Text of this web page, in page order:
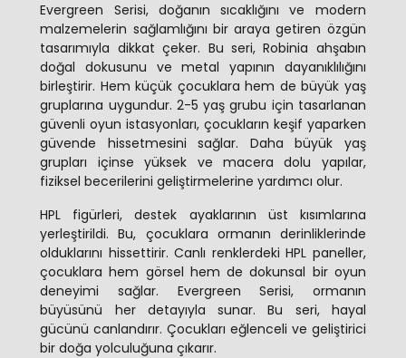
Evergreen Serisi, doğanın sıcaklığını ve modern
malzemelerin sağlamlığını bir araya getiren özgün
tasarımıyla dikkat çeker. Bu seri, Robinia ahşabın
doğal dokusunu ve metal yapının dayanıklılığını
birleştirir. Hem küçük çocuklara hem de büyük yaş
gruplarına uygundur. 2-5 yaş grubu için tasarlanan
güvenli oyun istasyonları, çocukların keşif yaparken
güvende hissetmesini sağlar. Daha büyük yaş
grupları içinse yüksek ve macera dolu yapılar,
fiziksel becerilerini geliştirmelerine yardımcı olur.
HPL figürleri, destek ayaklarının üst kısımlarına
yerleştirildi. Bu, çocuklara ormanın derinliklerinde
olduklarını hissettirir. Canlı renklerdeki HPL paneller,
çocuklara hem görsel hem de dokunsal bir oyun
deneyimi sağlar. Evergreen Serisi, ormanın
büyüsünü her detayıyla sunar. Bu seri, hayal
gücünü canlandırır. Çocukları eğlenceli ve geliştirici
bir doğa yolculuğuna çıkarır.